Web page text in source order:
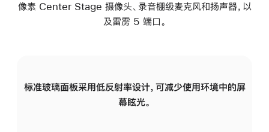
像素 Center Stage 摄像头、录音棚级麦克风和扬声器，以
及雷雳 5 端口。
标准玻璃面板采用低反射率设计，可减少使用环境中的屏
幕眩光。